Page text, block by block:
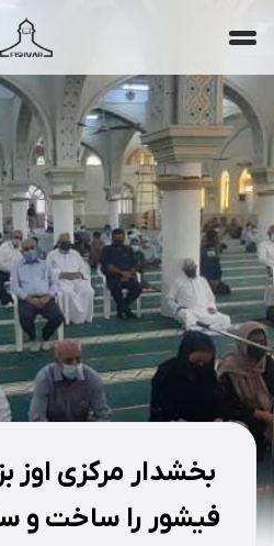
مقالات
ویدیوها
جستجو ...
بخشدار مرکزی اوز
فیشور را ساخت و